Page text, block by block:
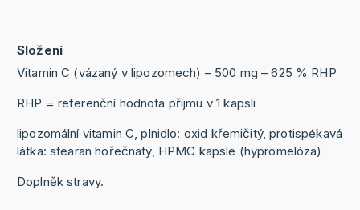
Složení
Vitamin C (vázaný v lipozomech) – 500 mg – 625 % RHP
RHP = referenční hodnota příjmu v 1 kapsli
lipozomální vitamin C, plnidlo: oxid křemičitý, protispékavá
látka: stearan hořečnatý, HPMC kapsle (hypromelóza)
Doplněk stravy.